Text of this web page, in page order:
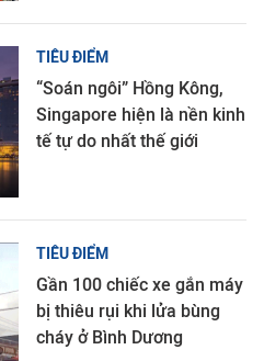
TIÊU ĐIỂM
“Soán ngôi” Hồng Kông,
Singapore hiện là nền kinh
tế tự do nhất thế giới
TIÊU ĐIỂM
Gần 100 chiếc xe gắn máy
bị thiêu rụi khi lửa bùng
cháy ở Bình Dương